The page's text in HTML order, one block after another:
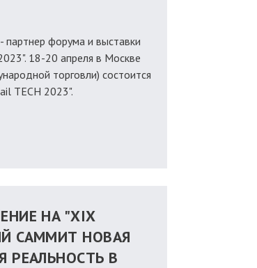
форума и выставки
18-20 апреля в Москве
торговли) состоится
TECH 2023".
НА "XIX
САММИТ НОВАЯ
РЕАЛЬНОСТЬ В